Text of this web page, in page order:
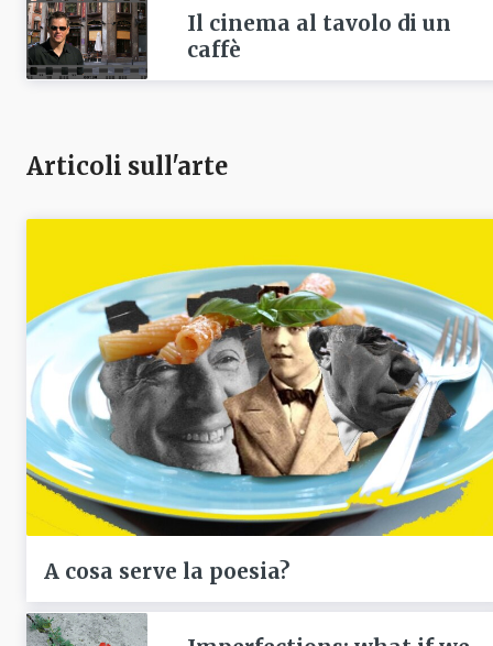
Il cinema al tavolo di un
caffè
Articoli sull'arte
A cosa serve la poesia?